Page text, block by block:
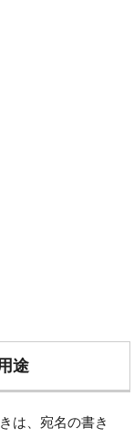
途
は、宛名の書き